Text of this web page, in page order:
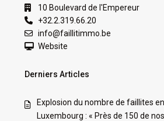
10 Boulevard de l'Empereur
+32.2.319.66.20
info@faillitimmo.be
Website
Derniers Articles
Explosion du nombre de faillites
Luxembourg : « Près de 150 de